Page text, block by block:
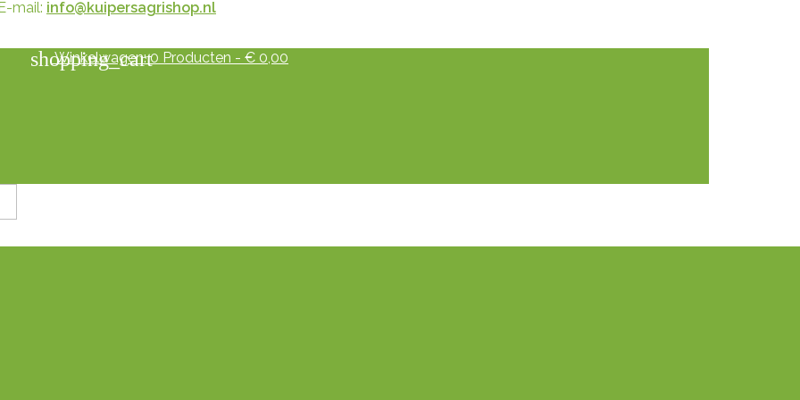
mail: info@kuipersagrishop.nl
shopping_cart
Winkelwagen: 0 Producten - € 0,00